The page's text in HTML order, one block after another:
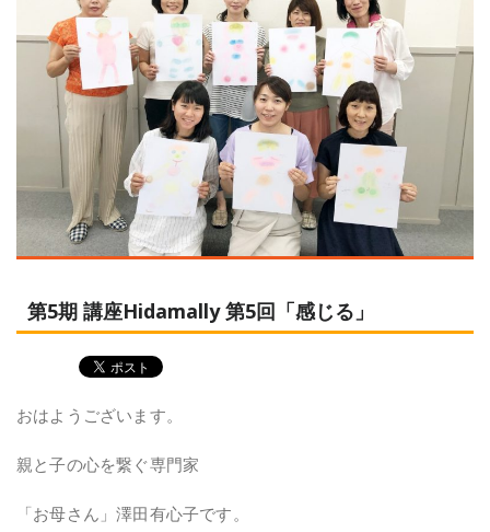
第5期 講座Hidamally 第5回「感じる」
おはようございます。
親と子の心を繋ぐ専門家
「お母さん」澤田有心子です。